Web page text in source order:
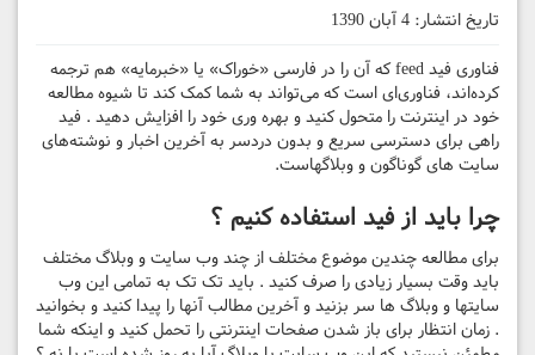
تاریخ انتشار: 4 آبان 1390
فناوری فید feed که آن را در فارسی «خوراک» یا «خبرمایه» هم ترجمه
کرده‌اند، فناوری‌ای است که می‌تواند به شما کمک کند تا شیوه مطالعه
خود در اینترنت را متحول کنید و بهره وری خود را افزایش دهید . فید
راهی برای دسترسی سریع و بدون دردسر به آخرین اخبار و نوشته‌های
سایت های گوناگون و وبلاگهاست.
چرا باید از فید استفاده کنیم ؟
برای مطالعه چندین موضوع مختلف از چند وب سایت و وبلاگ مختلف
باید وقت بسیار زیادی را صرف کنید . باید تک تک به تمامی این وب
سایتها و وبلاگ ها سر بزنید و آخرین مطالب آنها را پیدا کنید و بخوانید
. زمان انتظار برای باز شدن صفحات اینترنتی را تحمل کنید و اینکه شما